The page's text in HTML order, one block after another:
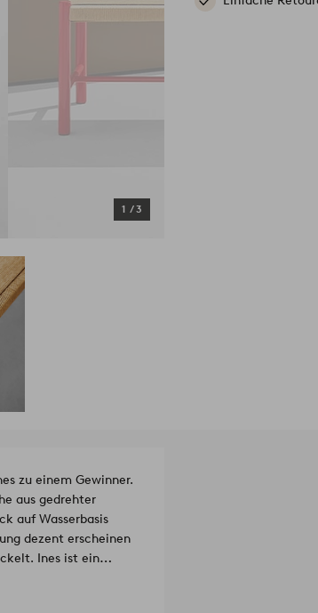
1 /3
zu einem Gewinner.
aus gedrehter
auf Wasserbasis
dezent erscheinen
Ines ist ein
das aus